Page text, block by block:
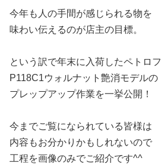
今年も人の手間が感じられる物を
味わい伝えるのが店主の目標。
という訳で年末に入荷したペトロフ
P118C1ウォルナット艶消モデルの
プレップアップ作業を一挙公開！
今までご覧になられている皆様は
内容もお分かりかもしれないので
工程を画像のみでご紹介です^^ゞ